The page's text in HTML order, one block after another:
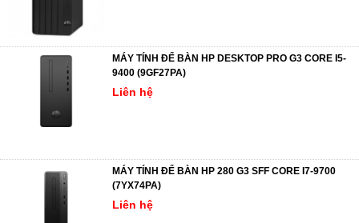
MÁY TÍNH ĐỂ BÀN HP DESKTOP PRO G3 CORE I5-
9400 (9GF27PA)
Liên hệ
MÁY TÍNH ĐỂ BÀN HP 280 G3 SFF CORE I7-9700
(7YX74PA)
Liên hệ